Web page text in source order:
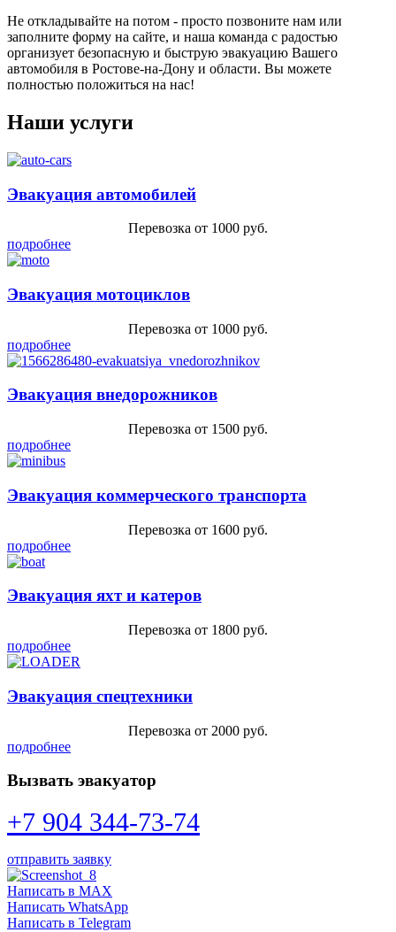
Не откладывайте на потом - просто позвоните нам или
заполните форму на сайте, и наша команда с радостью
организует безопасную и быструю эвакуацию Вашего
автомобиля в Ростове-на-Дону и области. Вы можете
полностью положиться на нас!
Наши услуги
Эвакуация автомобилей
Перевозка от 1000 руб.
подробнее
Эвакуация мотоциклов
Перевозка от 1000 руб.
подробнее
Эвакуация внедорожников
Перевозка от 1500 руб.
подробнее
Эвакуация коммерческого транспорта
Перевозка от 1600 руб.
подробнее
Эвакуация яхт и катеров
Перевозка от 1800 руб.
подробнее
Эвакуация спецтехники
Перевозка от 2000 руб.
подробнее
Вызвать эвакуатор
+7 904 344-73-74
отправить заявку
Написать в MAX
Написать WhatsApp
Написать в Telegram